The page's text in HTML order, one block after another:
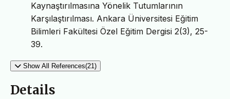
Kaynaştırılmasına Yönelik Tutumlarının
Karşılaştırılması. Ankara Üniversitesi Eğitim
Bilimleri Fakültesi Özel Eğitim Dergisi 2(3), 25-
39.
Show All References(21)
Details